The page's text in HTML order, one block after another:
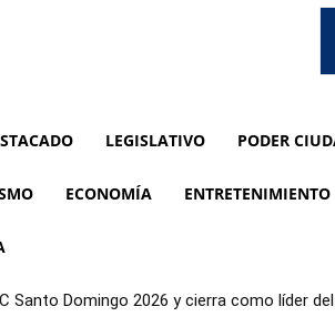
LEGISLATIVO PODER
ECONOMÍA ENTRETENIMIENTO
Santo Domingo 2026 y cierra como líder